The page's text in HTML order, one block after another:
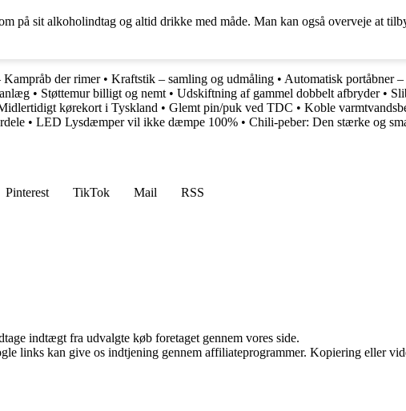
på sit alkoholindtag og altid drikke med måde. Man kan også overveje at
der rimer• Kraftstik – samling og udmåling • Automatisk portåbner
• Støttemur billigt og nemt • Udskiftning af gammel dobbelt afbryder•
kørekort i Tyskland • Glemt pin/puk ved TDC • Koble
• LED Lysdæmper vil ikke dæmpe 100% • Chili-peber: Den stærke og
Pinterest TikTok Mail
RSS
indtægt fra udvalgte køb foretaget gennem vores side.
links kan give os indtjening gennem affiliateprogrammer. Kopiering eller